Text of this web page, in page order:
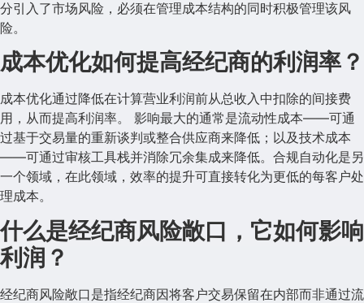
分引入了市场风险，必须在管理成本结构的同时积极管理该风
险。
成本优化如何提高经纪商的利润率？
成本优化通过降低在计算营业利润前从总收入中扣除的间接费
用，从而提高利润率。 影响最大的通常是流动性成本——可通
过基于交易量的重新谈判或整合供应商来降低；以及技术成本
——可通过审核工具栈并消除冗余集成来降低。合规自动化是另
一个领域，在此领域，效率的提升可直接转化为更低的每客户处
理成本。
什么是经纪商风险敞口，它如何影响
利润？
经纪商风险敞口是指经纪商因将客户交易保留在内部而非通过流